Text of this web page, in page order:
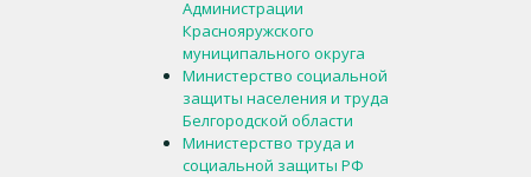
Администрации
Краснояружского
муниципального округа
Министерство социальной
защиты населения и труда
Белгородской области
Министерство труда и
социальной защиты РФ